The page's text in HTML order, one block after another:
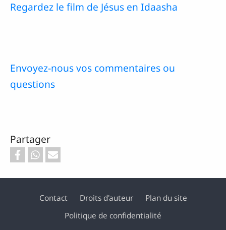
Regardez le film de Jésus en Idaasha
Envoyez-nous vos commentaires ou
questions
Partager
Footer
Contact Droits d'auteur
Plan du site
Politique de confidentialité